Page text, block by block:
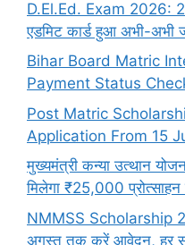
D.El.Ed. Exam 2026: 24
एडमिट कार्ड हुआ अभी-अभी
Bihar Board Matric
Payment Status
Post Matric
Application From 15
मुख्यमंत्री कन्या उत्थान
मिलेगा ₹25,000 प्रोत्साहन
NMMSS Scholarship
अगस्त तक करें आवेदन, हर